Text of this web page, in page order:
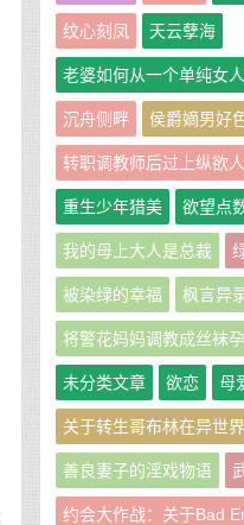
纹心刻凤 天云孽海
老婆如何从一个单纯女
沉舟侧畔 侯爵嫡男好
转职调教师后过上纵欲
重生少年猎美 欲望点
我的母上大人是总裁
被染绿的幸福 枫言异
将警花妈妈调教成丝袜
未分类文章 欲恋 母
关于转生哥布林在异世
善良妻子的淫戏物语
约会大作战：关于Bad